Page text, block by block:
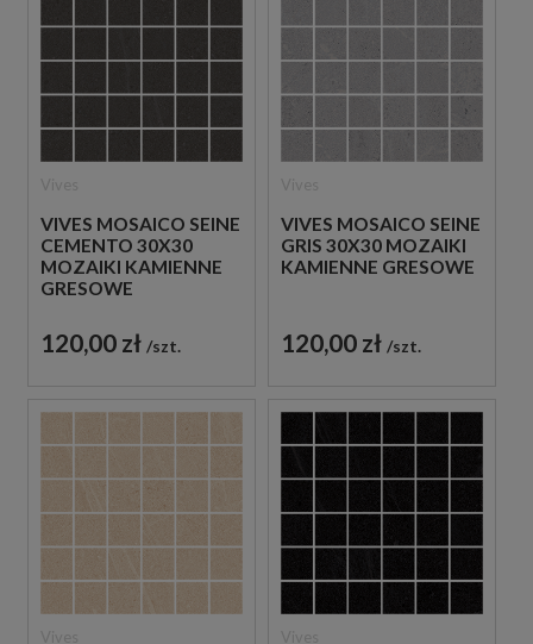
VIVES MOSAICO SEINE
CEMENTO 30X30
MOZAIKI KAMIENNE
GRESOWE
120,00 zł szt.
VIVES MOSAICO SEINE
GRIS 30X30 MOZAIKI
KAMIENNE GRESOWE
120,00 zł szt.